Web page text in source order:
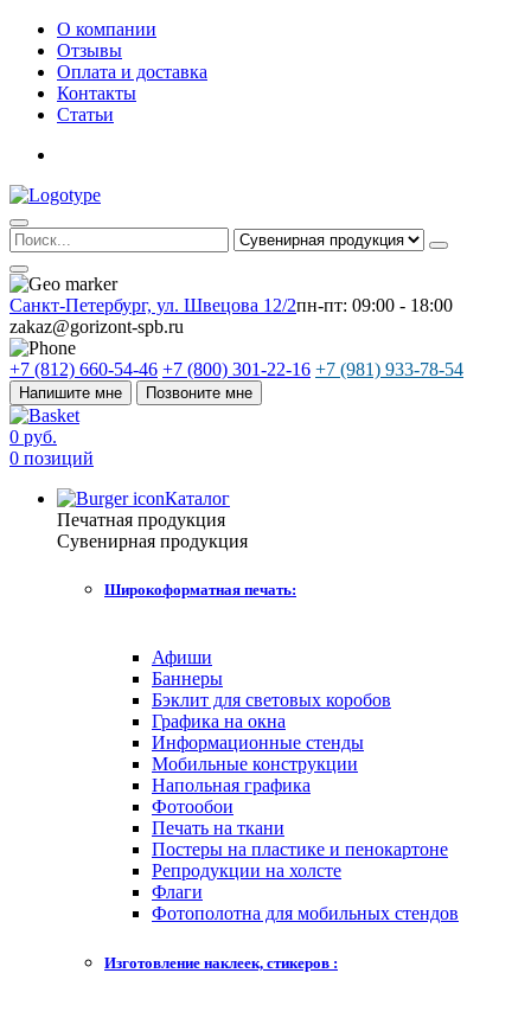
О компании
Отзывы
Оплата и доставка
Контакты
Статьи
Санкт-Петербург, ул. Швецова 12/2пн-пт: 09:00 - 18:00
zakaz@gorizont-spb.ru
+7 (812) 660-54-46 +7 (800) 301-22-16 +7 (981) 933-78-54
Напишите мне Позвоните мне
0 руб.
0 позиций
Каталог
Печатная продукция
Сувенирная продукция
Широкоформатная печать:
Афиши
Баннеры
Бэклит для световых коробов
Графика на окна
Информационные стенды
Мобильные конструкции
Напольная графика
Фотообои
Печать на ткани
Постеры на пластике и пенокартоне
Репродукции на холсте
Флаги
Фотополотна для мобильных стендов
Изготовление наклеек, стикеров :